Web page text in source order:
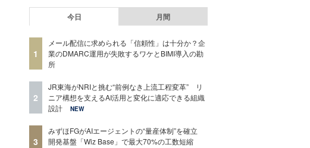
今日 月間
1
メール配信に求められる「信頼性」は十分か？企
業のDMARC運用が失敗するワケとBIMI導入の勘
所
2
JR東海がNRIと挑む“前例なき上流工程変革” リ
ニア構想を支えるAI活用と変化に適応できる組織
設計
NEW
3
みずほFGがAIエージェントの“量産体制”を確立
開発基盤「Wiz Base」で最大70%の工数短縮